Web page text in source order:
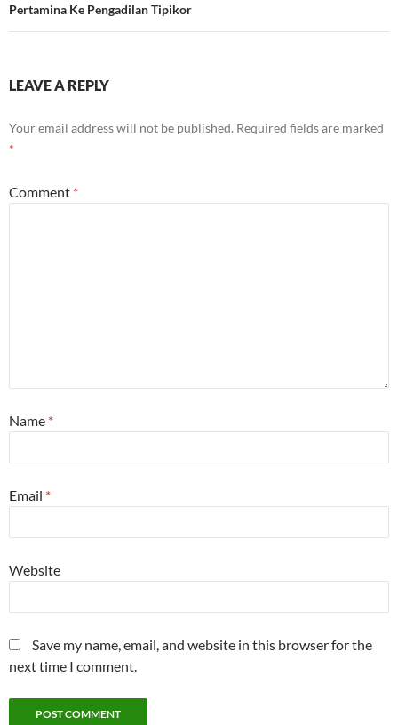
Pertamina Ke Pengadilan Tipikor
LEAVE A REPLY
Your email address will not be published. Required fields are marked
*
Comment *
Name *
Email *
Website
Save my name, email, and website in this browser for the
next time I comment.